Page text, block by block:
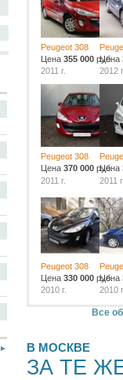
Peugeot 308
Цена 355 000 руб.
2011 г.
Цена
2012
Peugeot 308
Цена 370 000 руб.
2011 г.
Цена
2011
Peugeot 308
Цена 330 000 руб.
2010 г.
Цена
2010
Все
В МОСКВЕ
ЗА ТЕ